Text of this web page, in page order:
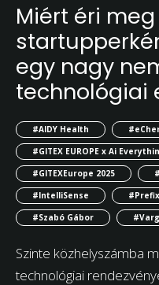
Miért éri
egy nagy
technológiai
#AIDY Health
#GITEX EUROPE x Ai
#GITEXEurope 2025
#IntelliSense
#Szabó Gábor
Szinte közhelyszámba
technológiai